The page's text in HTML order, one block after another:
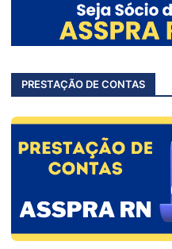
PRESTAÇÃO DE CONTAS